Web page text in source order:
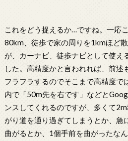
これをどう捉えるか…ですね。一応
80km、徒歩で家の周りを1kmほど
が、カーナビ、徒歩ナビとして使え
した。高精度かと言われれば、前述
フラフラするのでそこまで高精度で
内で「50m先を右です」などと
ンスしてくれるのですが、多くて
がり道を通り過ぎてしまうとか、急
曲がるとか、1個手前を曲がったな